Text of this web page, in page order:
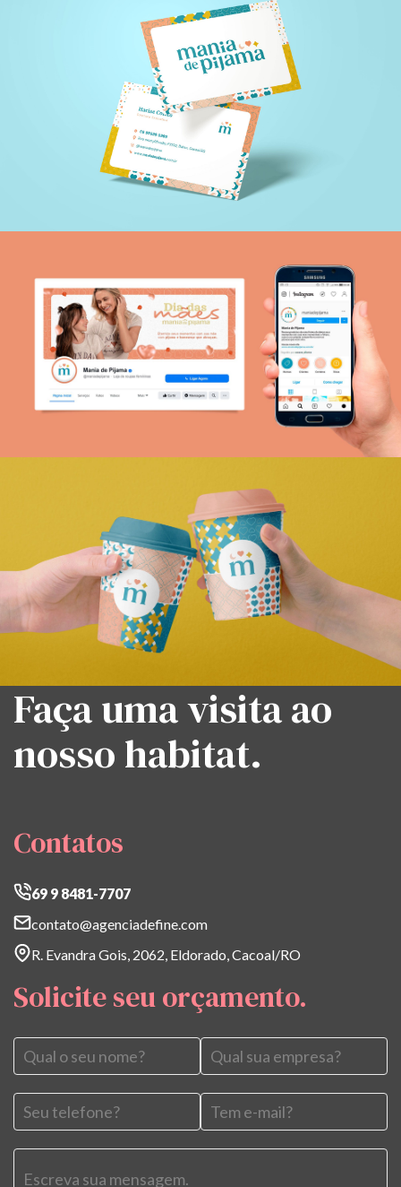
Faça uma visita ao
nosso habitat.
Contatos
69 9 8481-7707
contato@agenciadefine.com
R. Evandra Gois, 2062, Eldorado, Cacoal/RO
Solicite seu orçamento.